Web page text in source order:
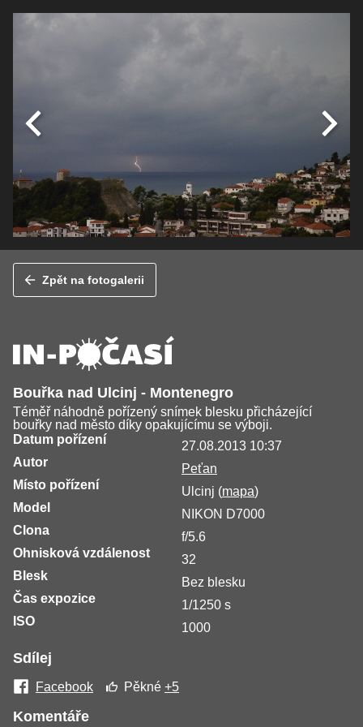
Zpět na fotogalerii
Bouřka nad Ulcinj - Montenegro
Téměř náhodně pořízený snímek blesku přicházející
bouřky nad město díky opakujícímu se výboji.
Datum pořízení
27.08.2013 10:37
Autor
Peťan
Místo pořízení
Ulcinj (mapa)
Model
NIKON D7000
Clona
f/5.6
Ohnisková vzdálenost
32
Blesk
Bez blesku
Čas expozice
1/1250 s
ISO
1000
Sdílej
Facebook Pěkné+5
Komentáře